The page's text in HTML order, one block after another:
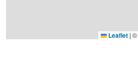
Leaflet | ©